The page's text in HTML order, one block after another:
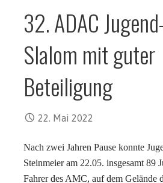
32. ADAC
Slalom mit guter
Beteiligung
22. Mai 2022
Nach zwei Jahren Pause konnte
Steinmeier am 22.05. insgesamt 89
Fahrer des AMC, auf dem Gelände